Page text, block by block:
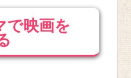
で映画を